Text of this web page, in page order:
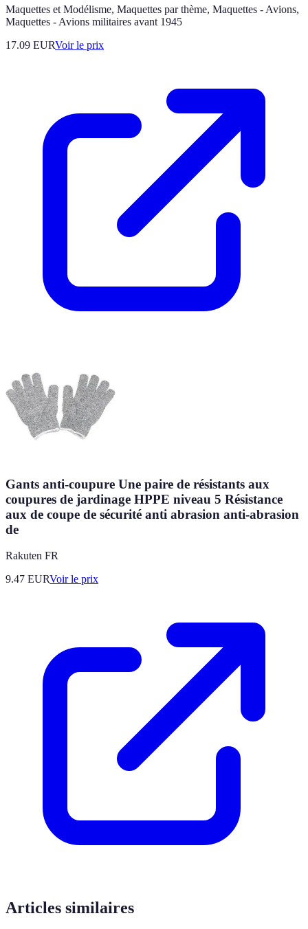
Maquettes et Modélisme, Maquettes par thème, Maquettes - Avions,
Maquettes - Avions militaires avant 1945
17.09 EURVoir le prix
Gants anti-coupure Une paire de résistants aux
coupures de jardinage HPPE niveau 5 Résistance
aux de coupe de sécurité anti abrasion anti-abrasion
de
Rakuten FR
9.47 EURVoir le prix
Articles similaires